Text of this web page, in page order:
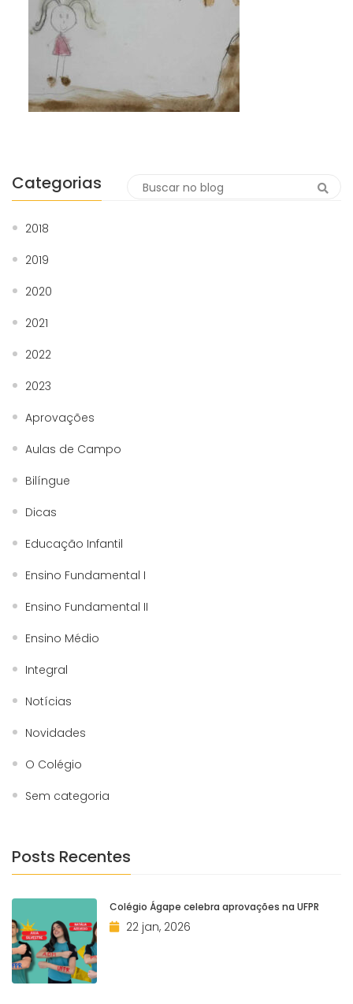
Categorias
2018
2019
2020
2021
2022
2023
Aprovações
Aulas de Campo
Bilíngue
Dicas
Educação Infantil
Ensino Fundamental I
Ensino Fundamental II
Ensino Médio
Integral
Notícias
Novidades
O Colégio
Sem categoria
Posts Recentes
Colégio Ágape celebra aprovações na UFPR
22 jan, 2026